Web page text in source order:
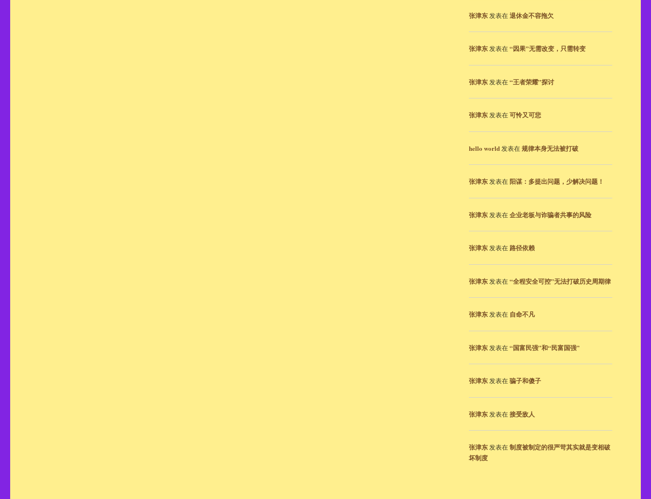
张津东发表在退休金不容拖欠
张津东发表在“因果”无需改变，只需转变
张津东发表在“王者荣耀”探讨
张津东发表在可怜又可悲
hello world发表在规律本身无法被打破
张津东发表在阳谋：多提出问题，少解决问题！
张津东发表在企业老板与诈骗者共事的风险
张津东发表在 路径依赖
张津东发表在“全程安全可控”无法打破历史周期律
张津东发表在 自命不凡
张津东发表在“国富民强”和“民富国强”
张津东发表在骗子和傻子
张津东发表在接受敌人
张津东发表在制度被制定的很严苛其实就是变相破
坏制度